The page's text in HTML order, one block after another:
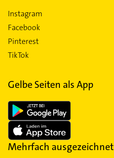
Instagram
Facebook
Pinterest
TikTok
Gelbe Seiten als App
Mehrfach ausgezeichnet